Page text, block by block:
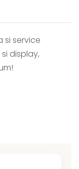
si service
display,